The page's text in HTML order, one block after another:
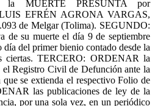
la MUERTE PRESUNTA por
LUIS EFRÉN AGRONA VARGAS,
de Melgar (Tolima). SEGUNDO:
de su muerte el día 9 de septiembre
del primer bienio contado desde la
ciertas. TERCERO: ORDENAR la
el Registro Civil de Defunción ante la
se extienda el respectivo Folio de
las publicaciones de ley de la
por una sola vez, en un periódico